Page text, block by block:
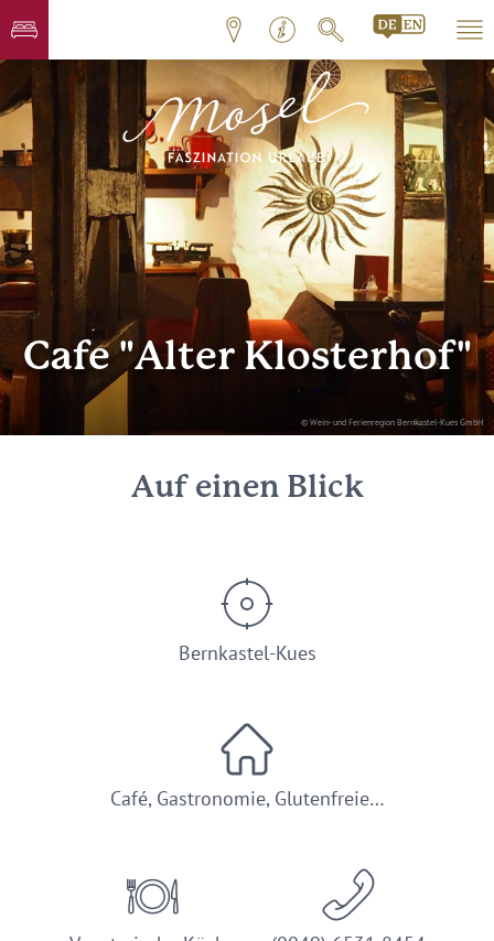
© Wein- und Ferienregion Bernkastel-Kues GmbH
Cafe "Alter Klosterhof"
Auf einen Blick
Bernkastel-Kues
Café, Gastronomie, Glutenfreie…